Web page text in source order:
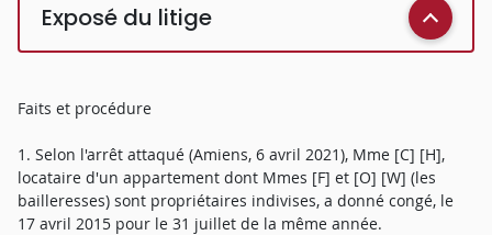
Exposé du litige
Faits et procédure
1. Selon l'arrêt attaqué (Amiens, 6 avril 2021), Mme [C] [H],
locataire d'un appartement dont Mmes [F] et [O] [W] (les
bailleresses) sont propriétaires indivises, a donné congé, le
17 avril 2015 pour le 31 juillet de la même année.